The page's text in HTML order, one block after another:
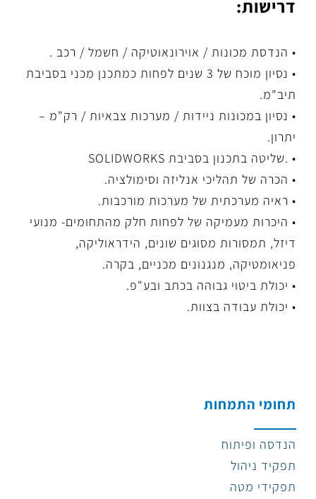
דרישות:
• הנדסת מכונות / אוירונאוטיקה / חשמל / רכב .
• נסיון מוכח של 3 שנים לפחות כמתכנן מכני בסביבת
תיב"מ.
• נסיון במכונות ניידות / מערכות צבאיות / רק"מ –
יתרון.
• .שליטה בתכנון בסביבת SOLIDWORKS
• הכרה של תהליכי אנליזה וסימולציה.
• ראיה מערכתית של מערכות מורכבות.
• היכרות מעמיקה של לפחות חלק מהתחומים- מנועי
דיזל, תמסורות מסוגים שונים, הידראוליקה,
פניאומטיקה, מנגנונים מכניים, בקרה.
• יכולת ביטוי גבוהה בכתב ובע"פ.
• יכולת עבודה בצוות.
תחומי התמחות
הנדסה ופיתוח
תפקיד ניהול
תפקידי מטה